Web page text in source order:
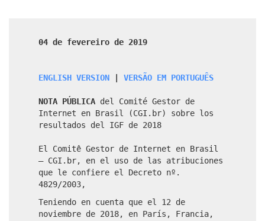
04 de fevereiro de 2019
ENGLISH VERSION | VERSÃO EM PORTUGUÊS
NOTA PÚBLICA del Comité Gestor de
Internet en Brasil (CGI.br) sobre los
resultados del IGF de 2018
El Comitê Gestor de Internet en Brasil
– CGI.br, en el uso de las atribuciones
que le confiere el Decreto nº.
4829/2003,
Teniendo en cuenta que el 12 de
noviembre de 2018, en París, Francia,